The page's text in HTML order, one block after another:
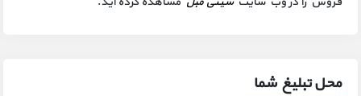
محل تبلیغ شما